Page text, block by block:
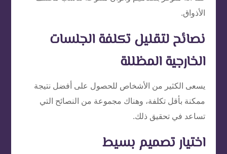
الأذواق.
نصائح لتقليل تكلفة الجلسات
الخارجية المظللة
يسعى الكثير من الأشخاص للحصول على أفضل نتيجة
ممكنة بأقل تكلفة، وهناك مجموعة من النصائح التي
تساعد في تحقيق ذلك.
اختيار تصميم بسيط